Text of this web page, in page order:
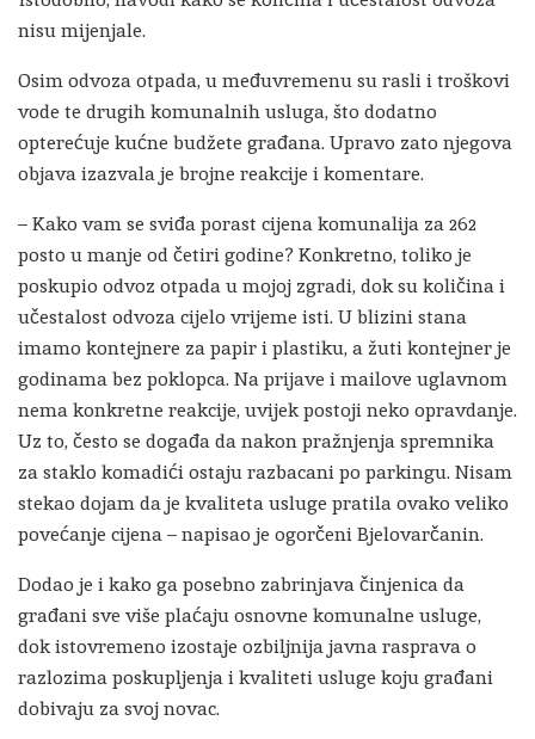
nisu mijenjale.
Osim odvoza otpada, u međuvremenu su rasli i troškovi
vode te drugih komunalnih usluga, što dodatno
opterećuje kućne budžete građana. Upravo zato njegova
objava izazvala je brojne reakcije i komentare.
– Kako vam se sviđa porast cijena komunalija za 262
posto u manje od četiri godine? Konkretno, toliko je
poskupio odvoz otpada u mojoj zgradi, dok su količina i
učestalost odvoza cijelo vrijeme isti. U blizini stana
imamo kontejnere za papir i plastiku, a žuti kontejner je
godinama bez poklopca. Na prijave i mailove uglavnom
nema konkretne reakcije, uvijek postoji neko opravdanje.
Uz to, često se događa da nakon pražnjenja spremnika
za staklo komadići ostaju razbacani po parkingu. Nisam
stekao dojam da je kvaliteta usluge pratila ovako veliko
povećanje cijena – napisao je ogorčeni Bjelovarčanin.
Dodao je i kako ga posebno zabrinjava činjenica da
građani sve više plaćaju osnovne komunalne usluge,
dok istovremeno izostaje ozbiljnija javna rasprava o
razlozima poskupljenja i kvaliteti usluge koju građani
dobivaju za svoj novac.